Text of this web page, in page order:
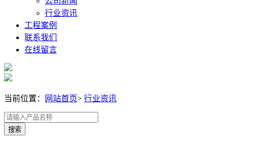
行业资讯
工程案例
联系我们
在线留言
当前位置： 网站首页> 行业资讯